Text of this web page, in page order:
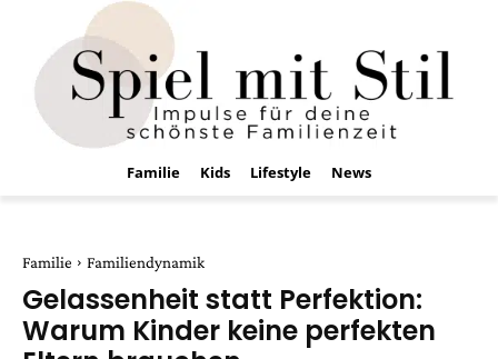
Familie Kids Lifestyle News
Familie Familiendynamik
Gelassenheit statt Perfektion:
Warum Kinder keine perfekten